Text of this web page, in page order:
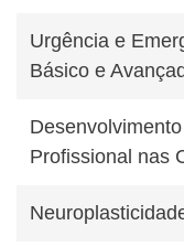
Urgência e
Básico e
Profissional nas